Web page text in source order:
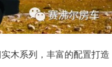
木系列，丰富的配置打造
骏奇公路拖挂